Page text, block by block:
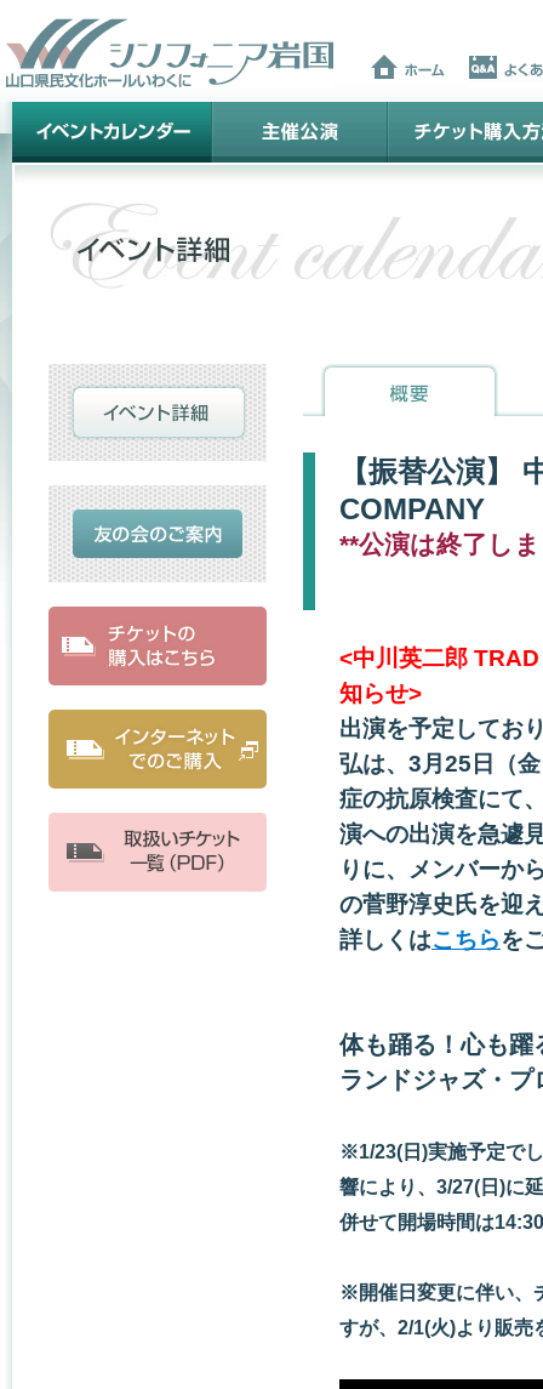
【振替公演
COMPANY
**公演は終了し
<中川英二郎
知らせ>
出演を予定してお
弘は、3月25日（
症の抗原検査にて
演への出演を急遽
りに、メンバーか
の菅野淳史氏を迎
詳しくはこちらを
体も踊る！心も
ランドジャズ・プ
※1/23(日)実施予定で
響により、3/27(日)に
併せて開場時間は
※開催日変更に伴い、
すが、2/1(火)より販売